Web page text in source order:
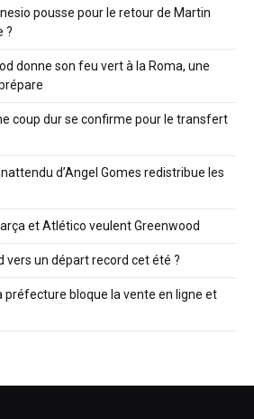
pousse pour le retour de Martin
?
donne son feu vert à la Roma, une
coup dur se confirme pour le transfert
d’Angel Gomes redistribue les
et Atlético veulent Greenwood
vers un départ record cet été ?
préfecture bloque la vente en ligne et